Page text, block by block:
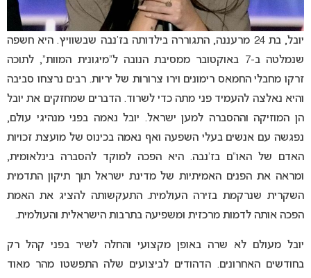
יובל, בת 24 מרעננה, התגוררה בילדותה בז’נבה שבשוויץ. היא חשפה
שנמלטה ב-7 באוקטובר ממסיבת הנובה ל”מיגונית המוות”, לתוכה
זרקו מחבלי החמאס רימונים וירו צרורות של יריות. רבים נרצחו סביבה
והיא נאלצה להעמיד פני מתה כדי לשרוד. הדברים שמחזקים את יובל
הן המוזיקה וההסברה למען ישראל. יובל נאמה בפני מנהיגי עולם,
נפגשה עם אנשים בעלי השפעה ואף נאמה בכינוס של מועצת זכויות
האדם של האו”ם בז’נבה. היא הפכה למוקד להסברה בינלאומית,
ומראה את הפנים האמיתיות של מדינת ישראל תוך תיקון התדמית
השקרית שנרקמת בזירה העולמית. התעקשותה להציג את האמת
הפכה אותה לדמות מרכזית ומשפיעה בתרבות הישראלית והעולמית.
יובל מעולם לא שרה באופן מקצועי והחלה לשיר בפני קהל רק
בחודשים האחרונים. הדהודים לביצועים שלה התפשטו מהר מאוד